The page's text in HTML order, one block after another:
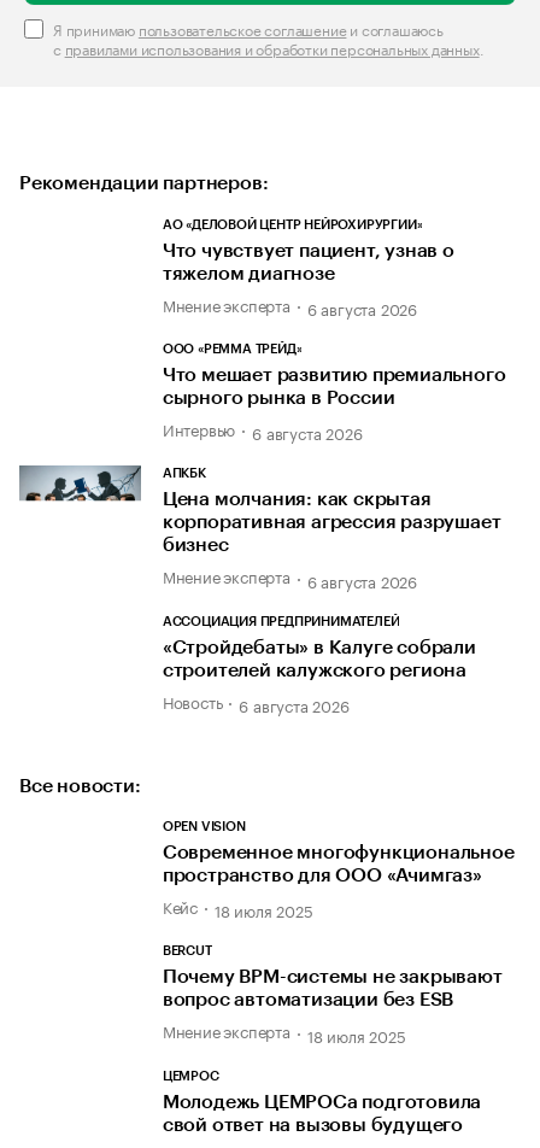
Я принимаю пользовательское соглашениеи соглашаюсь
с правилами использования и обработки персональных данных.
Рекомендации партнеров:
АО «ДЕЛОВОЙ ЦЕНТР НЕЙРОХИРУРГИИ»
Что чувствует пациент, узнав о
тяжелом диагнозе
Мнение эксперта 6 августа 2026
ООО «РЕММА ТРЕЙД»
Что мешает развитию премиального
сырного рынка в России
Интервью 6 августа 2026
АПКБК
Цена молчания: как скрытая
корпоративная агрессия разрушает
бизнес
Мнение эксперта 6 августа 2026
АССОЦИАЦИЯ ПРЕДПРИНИМАТЕЛЕЙ
«Стройдебаты» в Калуге собрали
строителей калужского региона
Новость 6 августа 2026
Все новости:
OPEN VISION
Современное многофункциональное
пространство для ООО «Ачимгаз»
Кейс 18 июля 2025
BERCUT
Почему BPM-системы не закрывают
вопрос автоматизации без ESB
Мнение эксперта 18 июля 2025
ЦЕМРОС
Молодежь ЦЕМРОСа подготовила
свой ответ на вызовы будущего